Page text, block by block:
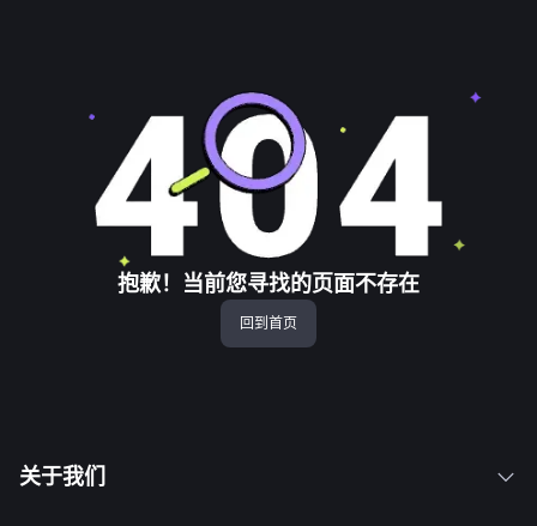
抱歉！当前您寻找的页面不存在
回到首页
关于我们